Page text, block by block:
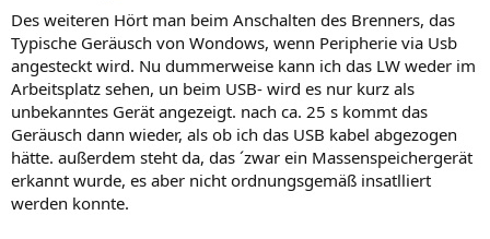
Des weiteren Hört man beim Anschalten des Brenners, das
Typische Geräusch von Wondows, wenn Peripherie via Usb
angesteckt wird. Nu dummerweise kann ich das LW weder im
Arbeitsplatz sehen, un beim USB- wird es nur kurz als
unbekanntes Gerät angezeigt. nach ca. 25 s kommt das
Geräusch dann wieder, als ob ich das USB kabel abgezogen
hätte. außerdem steht da, das ´zwar ein Massenspeichergerät
erkannt wurde, es aber nicht ordnungsgemäß insatlliert
werden konnte.